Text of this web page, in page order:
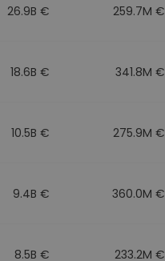
26.9B € 259.7M €
18.6B € 341.8M €
10.5B € 275.9M €
9.4B € 360.0M €
8.5B € 233.2M €